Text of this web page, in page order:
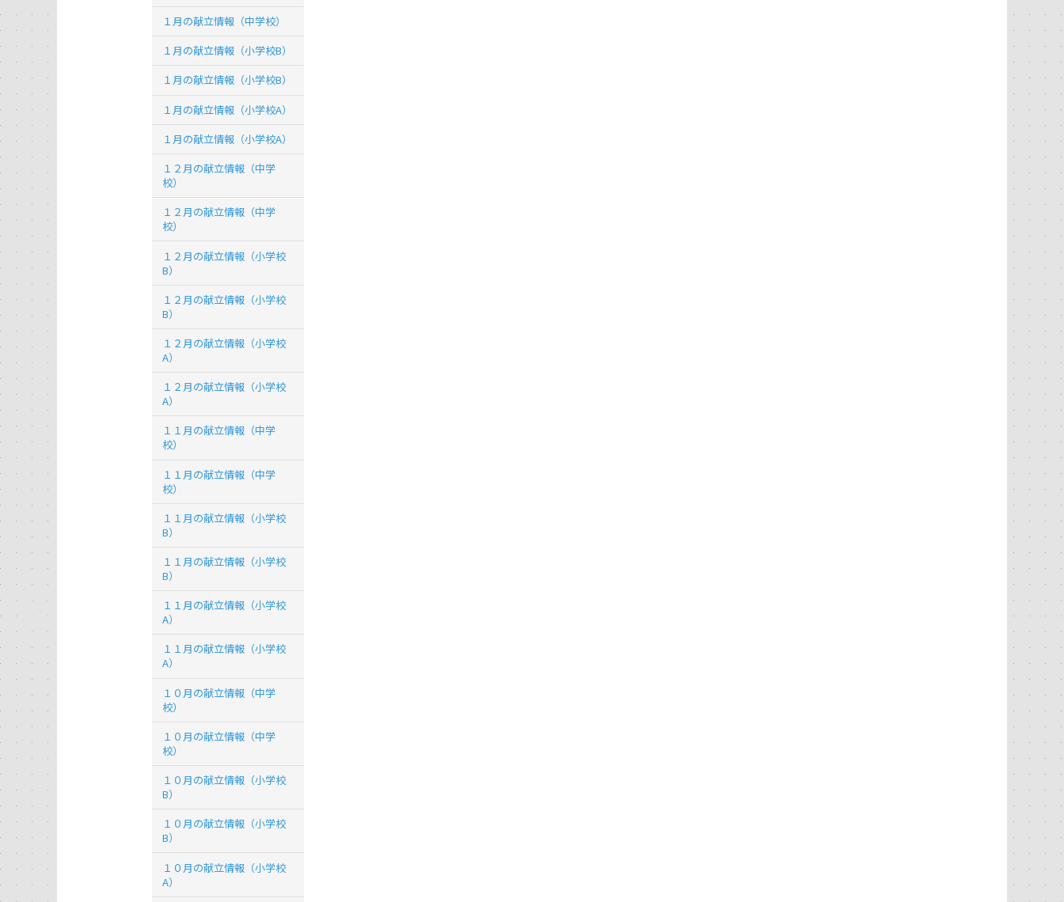
１月の献立情報（中学校）
１月の献立情報（小学校B）
１月の献立情報（小学校B）
１月の献立情報（小学校A）
１月の献立情報（小学校A）
１２月の献立情報（中学
校）
１２月の献立情報（中学
校）
１２月の献立情報（小学校
B）
１２月の献立情報（小学校
B）
１２月の献立情報（小学校
A）
１２月の献立情報（小学校
A）
１１月の献立情報（中学
校）
１１月の献立情報（中学
校）
１１月の献立情報（小学校
B）
１１月の献立情報（小学校
B）
１１月の献立情報（小学校
A）
１１月の献立情報（小学校
A）
１０月の献立情報（中学
校）
１０月の献立情報（中学
校）
１０月の献立情報（小学校
B）
１０月の献立情報（小学校
B）
１０月の献立情報（小学校
A）